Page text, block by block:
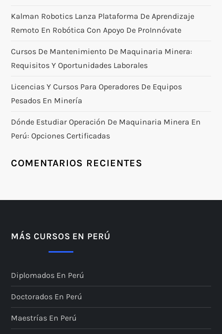
Kalman Robotics Lanza Plataforma De Aprendizaje
Remoto En Robótica Con Apoyo De ProInnóvate
Cursos De Mantenimiento De Maquinaria Minera:
Requisitos Y Oportunidades Laborales
Licencias Y Cursos Para Operadores De Equipos
Pesados En Minería
Dónde Estudiar Operación De Maquinaria Minera En
Perú: Opciones Certificadas
COMENTARIOS RECIENTES
MÁS CURSOS EN PERÚ
Diplomados En Perú
Doctorados En Perú
Maestrías En Perú